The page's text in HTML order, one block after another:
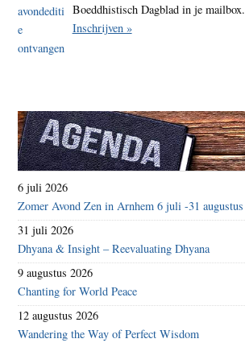
Boeddhistisch Dagblad in je mailbox.
Inschrijven »
6 juli 2026
Zomer Avond Zen in Arnhem 6 juli -31 augustus
31 juli 2026
Dhyana & Insight – Reevaluating Dhyana
9 augustus 2026
Chanting for World Peace
12 augustus 2026
Wandering the Way of Perfect Wisdom